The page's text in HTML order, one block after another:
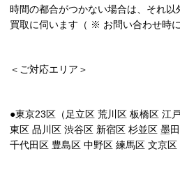
時間の都合がつかない場合は、それ以
買取に伺います（ ※ お問い合わせ時に
＜ご対応エリア＞
●東京23区（足立区 荒川区 板橋区 江
東区 品川区 渋谷区 新宿区 杉並区 墨
千代田区 豊島区 中野区 練馬区 文京区